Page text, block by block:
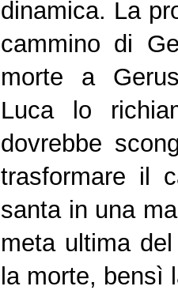
dinamica. La
cammino di
morte a
Luca lo
dovrebbe
trasformare il
santa in una
meta ultima
la morte, bensì